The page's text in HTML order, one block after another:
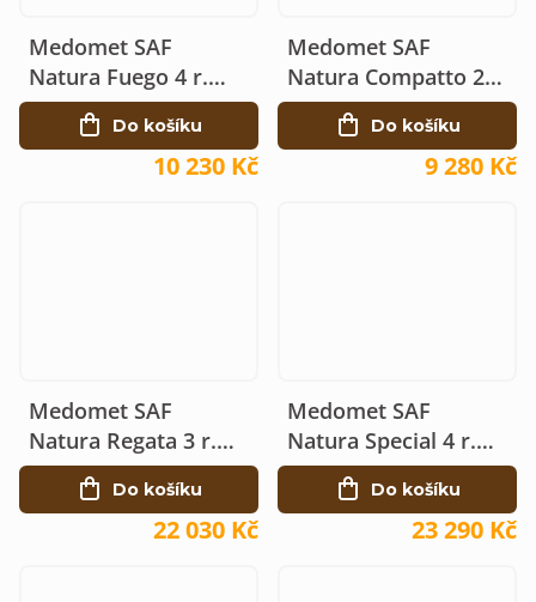
Medomet SAF
Natura Fuego 4 r.
manuální Ø64
10 230 Kč
Do košíku
Medomet SAF
Natura Compatto 2 r.
manuální Ø42
9 280 Kč
Do košíku
Medomet SAF
Natura Regata 3 r.
elektrický 230V Ø525
22 030 Kč
Do košíku
Medomet SAF
Natura Special 4 r.
elektrický 230V Ø525
23 290 Kč
Do košíku